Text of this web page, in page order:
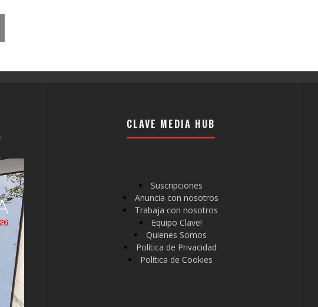
CLAVE MEDIA HUB
Suscripciones
Anuncia con nosotros
Trabaja con nosotros
Equipo Clave!
Quienes Somos
Política de Privacidad
Política de Cookies